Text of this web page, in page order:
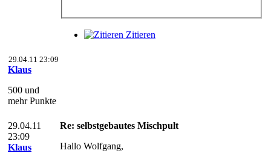
Zitieren
29.04.11 23:09
Klaus
500 und
mehr Punkte
29.04.11
23:09
Klaus
Re: selbstgebautes Mischpult
Hallo Wolfgang,